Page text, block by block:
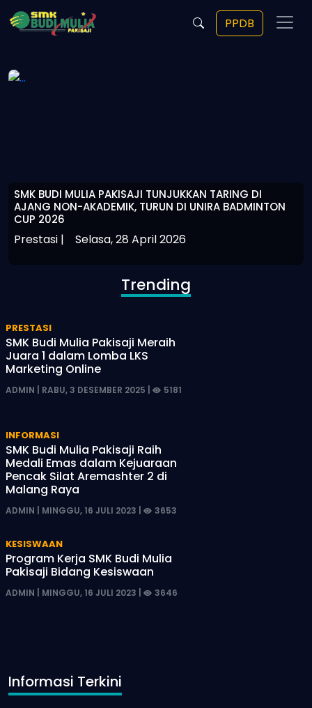
PPDB
SMK BUDI MULIA PAKISAJI TUNJUKKAN TARING DI
AJANG NON-AKADEMIK, TURUN DI UNIRA BADMINTON
CUP 2026
Prestasi | Selasa, 28 April 2026
Trending
PRESTASI
SMK Budi Mulia Pakisaji Meraih
Juara 1 dalam Lomba LKS
Marketing Online
ADMIN | RABU, 3 DESEMBER 2025 | 5181
INFORMASI
SMK Budi Mulia Pakisaji Raih
Medali Emas dalam Kejuaraan
Pencak Silat Aremashter 2 di
Malang Raya
ADMIN | MINGGU, 16 JULI 2023 | 3653
KESISWAAN
Program Kerja SMK Budi Mulia
Pakisaji Bidang Kesiswaan
ADMIN | MINGGU, 16 JULI 2023 | 3646
Informasi Terkini